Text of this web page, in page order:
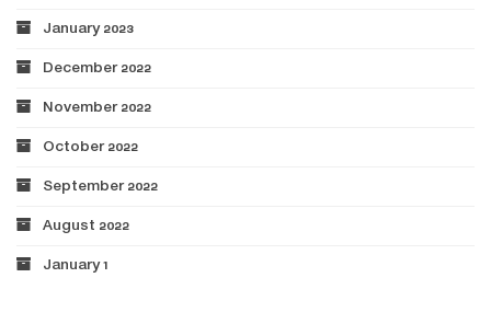
January 2023
December 2022
November 2022
October 2022
September 2022
August 2022
January 1